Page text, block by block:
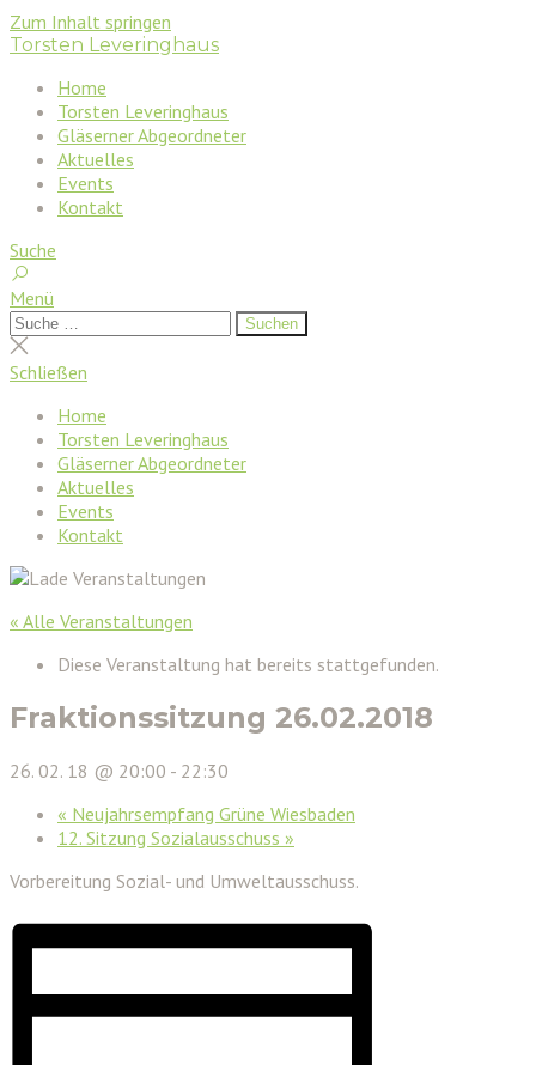
Zum Inhalt springen
Torsten Leveringhaus
Home
Torsten Leveringhaus
Gläserner Abgeordneter
Aktuelles
Events
Kontakt
Suche
Menü
Suchen
nach:
Suchen
Suche
schließen
Schließen
Home
Torsten Leveringhaus
Gläserner Abgeordneter
Aktuelles
Events
Kontakt
« Alle Veranstaltungen
Diese Veranstaltung hat bereits stattgefunden.
Fraktionssitzung 26.02.2018
26. 02. 18 @ 20:00 - 22:30
« Neujahrsempfang Grüne Wiesbaden
12. Sitzung Sozialausschuss »
Vorbereitung Sozial- und Umweltausschuss.